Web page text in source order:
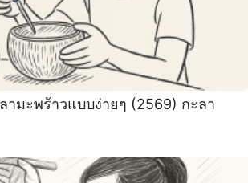
ามะพร้าวแบบง่ายๆ (2569) กะลา